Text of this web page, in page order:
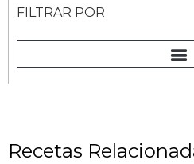
FILTRAR POR
Recetas